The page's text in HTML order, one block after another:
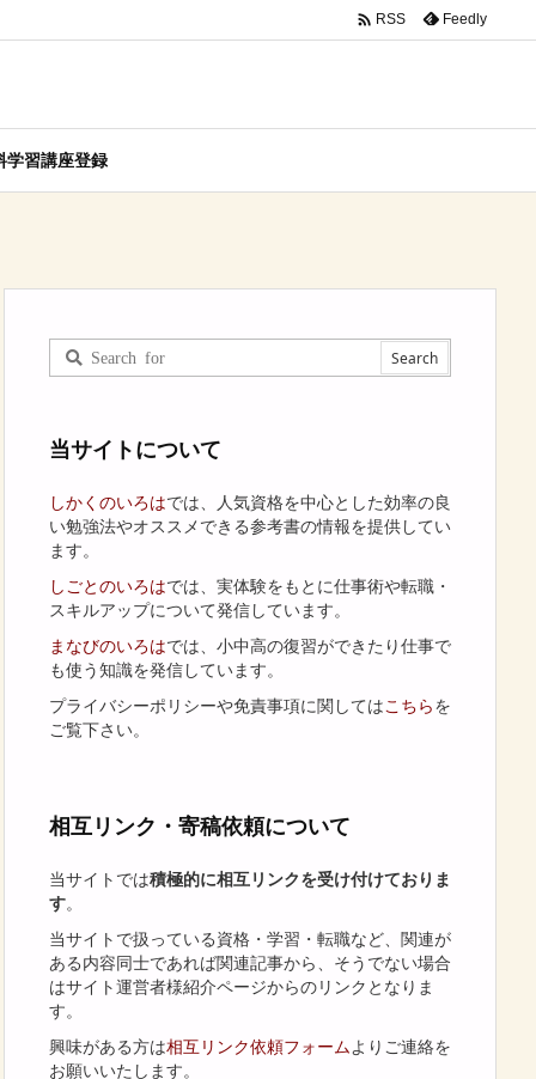
学習講座登録
 RSS Feedly
当サイトについて
しかくのいろはでは、人気資格を中心とした効率の良
い勉強法やオススメできる参考書の情報を提供してい
ます。
しごとのいろはでは、実体験をもとに仕事術や転職・
スキルアップについて発信しています。
まなびのいろはでは、小中高の復習ができたり仕事で
も使う知識を発信しています。
プライバシーポリシーや免責事項に関してはこちらを
ご覧下さい。
相互リンク・寄稿依頼について
当サイトでは積極的に相互リンクを受け付けておりま
す。
当サイトで扱っている資格・学習・転職など、関連が
ある内容同士であれば関連記事から、そうでない場合
はサイト運営者様紹介ページからのリンクとなりま
す。
興味がある方は相互リンク依頼フォームよりご連絡を
お願いいたします。